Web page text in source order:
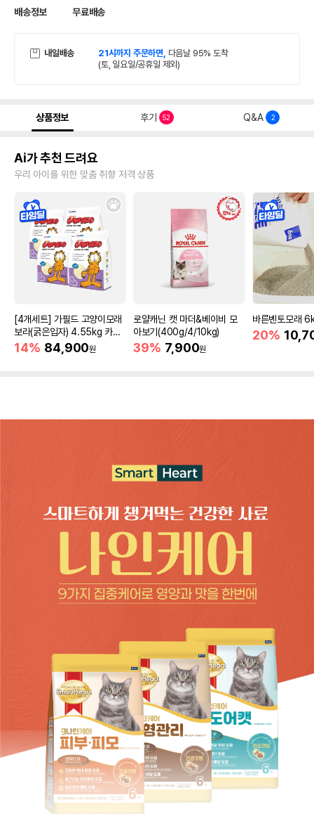
배송정보 무료배송
내일배송 21시까지 주문하면, 다음날 95% 도착
(토, 일요일/공휴일 제외)
상품정보 후기 52 Q&A 2
Ai가 추천 드려요
우리 아이를 위한 맞춤 취향 저격 상품
[4개세트] 가필드 고양이모래
보라(굵은입자) 4.55kg 카사
바모래
14% 84,900원
로얄캐닌 캣 마더&베이비 모
아보기(400g/4/10kg)
39% 7,900원
바른벤토모래
20%